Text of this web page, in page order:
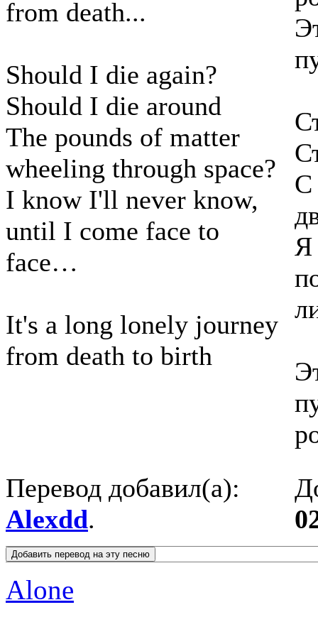
from death...
Should I die again?
Should I die around
The pounds of matter
wheeling through space?
I know I'll never know,
until I come face to
face…
It's a long lonely journey
from death to birth
С
Я
Перевод добавил(а):
Alexdd.
Alone